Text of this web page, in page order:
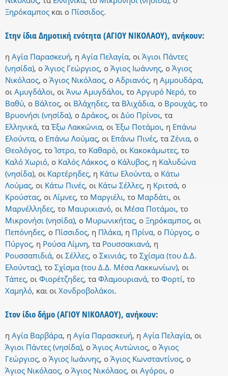
Ξηρόκαμπος και ο Πίσσιδος.
Στην ίδια Δημοτική ενότητα (ΑΓΙΟΥ ΝΙΚΟΛΑΟΥ), ανήκουν:
η Αγία Παρασκευή, η Αγία Πελαγία, οι Άγιοι Πάντες
(νησίδα), ο Άγιος Γεώργιος, ο Άγιος Ιωάννης, ο Άγιος
Νικόλαος, ο Άγιος Νικόλαος, ο Αδριανός, η Αμμουδάρα,
οι Αμυγδάλοι, οι Άνω Αμυγδάλοι, το Αργυρό Νερό, το
Βαθύ, ο Βάλτος, οι Βλάχηδες, τα Βλιχάδια, ο Βρουχάς, το
Βρυονήσι (νησίδα), ο Δράκος, οι Δύο Πρίνοι, τα
Ελληνικά, τα Έξω Λακκώνια, οι Έξω Ποτάμοι, η Επάνω
Ελούντα, ο Επάνω Λούμας, οι Επάνω Πινές, τα Ζένια, ο
Θεολόγος, το Ίστρο, το Καθαρό, οι Κακοκάμωτες, το
Καλό Χωριό, ο Καλός Λάκκος, ο Κάλυβος, η Καλυδώνα
(νησίδα), οι Καρτέρηδες, η Κάτω Ελούντα, ο Κάτω
Λούμας, οι Κάτω Πινές, οι Κάτω Σέλλες, η Κριτσά, ο
Κρούστας, οι Λίμνες, το Μαργιέλι, το Μαρδάτι, οι
Μαρνέλληδες, το Μαυρικιανό, οι Μέσα Ποτάμοι, το
Μικρονήσι (νησίδα), ο Μυρωνικήτας, ο Ξηρόκαμπος, οι
Πεπόνηδες, ο Πίσσιδος, η Πλάκα, η Πρίνα, ο Πύργος, ο
Πύργος, η Ρούσα Λίμνη, τα Ρουσσακιανά, η
Ρουσσαπιδιά, οι Σέλλες, ο Σκινιάς, το Σχίσμα (του Δ.Δ.
Ελούντας), το Σχίσμα (του Δ.Δ. Μέσα Λακκωνίων), οι
Τάπες, οι Φιορέτζηδες, τα Φλαμουριανά, το Φορτί, το
Χαμηλό, και οι Χονδροβολάκοι.
Στον ίδιο δήμο (ΑΓΙΟΥ ΝΙΚΟΛΑΟΥ), ανήκουν:
η Αγία Βαρβάρα, η Αγία Παρασκευή, η Αγία Πελαγία, οι
Άγιοι Πάντες (νησίδα), ο Άγιος Αντώνιος, ο Άγιος
Γεώργιος, ο Άγιος Ιωάννης, ο Άγιος Κωνσταντίνος, ο
Άγιος Νικόλαος, ο Άγιος Νικόλαος, οι Αγόροι, ο